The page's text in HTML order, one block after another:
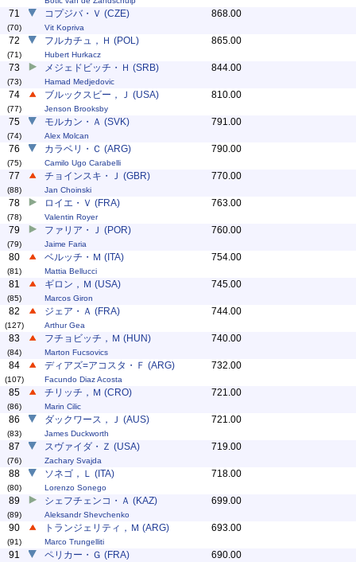
71
(70)
コプジバ・Ｖ (CZE)
Vit Kopriva
868.00
72
(71)
フルカチュ，Ｈ (POL)
Hubert Hurkacz
865.00
73
(73)
メジェドビッチ・Ｈ (SRB)
Hamad Medjedovic
844.00
74
(77)
ブルックスビー，Ｊ (USA)
Jenson Brooksby
810.00
75
(74)
モルカン・Ａ (SVK)
Alex Molcan
791.00
76
(75)
カラベリ・Ｃ (ARG)
Camilo Ugo Carabelli
790.00
77
(88)
チョインスキ・Ｊ (GBR)
Jan Choinski
770.00
78
(78)
ロイエ・Ｖ (FRA)
Valentin Royer
763.00
79
(79)
ファリア・Ｊ (POR)
Jaime Faria
760.00
80
(81)
ベルッチ・Ｍ (ITA)
Mattia Bellucci
754.00
81
(85)
ギロン，Ｍ (USA)
Marcos Giron
745.00
82
(127)
ジェア・Ａ (FRA)
Arthur Gea
744.00
83
(84)
フチョビッチ，Ｍ (HUN)
Marton Fucsovics
740.00
84
(107)
ディアズ=アコスタ・Ｆ (ARG)
Facundo Diaz Acosta
732.00
85
(86)
チリッチ，Ｍ (CRO)
Marin Cilic
721.00
86
(83)
ダックワース，Ｊ (AUS)
James Duckworth
721.00
87
(76)
スヴァイダ・Ｚ (USA)
Zachary Svajda
719.00
88
(80)
ソネゴ，Ｌ (ITA)
Lorenzo Sonego
718.00
89
(89)
シェフチェンコ・Ａ (KAZ)
Aleksandr Shevchenko
699.00
90
(91)
トランジェリティ，Ｍ (ARG)
Marco Trungelliti
693.00
91 ペリカー・Ｇ (FRA) 690.00